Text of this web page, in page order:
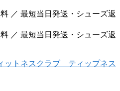
／ 最短当日発送・シューズ返
／ 最短当日発送・シューズ返
ットネスクラブ ティップネス